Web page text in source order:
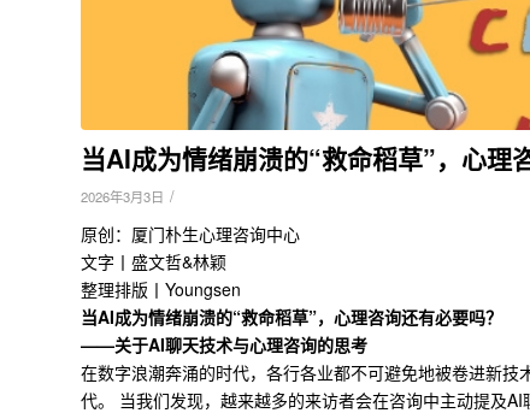
当AI成为情绪崩溃的“救命稻草”，心理
2026年3月3日 /
原创：厦门朴生心理咨询中心
文字丨盛文哲&林颖
整理排版丨Youngsen
当AI成为情绪崩溃的“救命稻草”，心理咨询还有必要吗？
——关于AI聊天技术与心理咨询的思考
在数字浪潮奔涌的时代，各行各业都不可避免地被卷进新
代。
当我们发现，越来越多的来访者会在咨询中主动提及